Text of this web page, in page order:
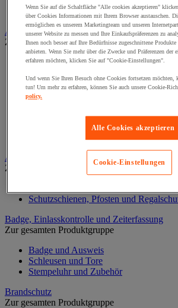
Videoüberwachung
Auffangwannen-, Behälter und Zubehör
Zur gesamten Produktgruppe
Abfüllständer für Fässer
Labortablett
Lager Container für Außenbereich
Lagerkabine für Gasflaschen
Mobile Auffangwannen
Sicherheitsboden
Aufprallschutz
Zur gesamten Produktgruppe
Schutzschienen, Pfosten und
Badge, Einlasskontrolle und Zeiterfassung
Zur gesamten Produktgruppe
Badge und Ausweis
Schleusen und Tore
Stempeluhr und Zubehör
Brandschutz
Zur gesamten Produktgruppe
Wenn Sie auf die Schaltfläche "Alle cookies akzeptieren"
über Cookies Informationen mit Ihrem Browser austauschen.
ermöglichen es unserem Marketingteam und unseren
unserer Website zu messen und Ihre Einkaufspräferenzen zu
Ihnen noch besser auf Ihre Bedürfnisse zugeschnittene Produkte
anbieten. Wenn Sie mehr über die Zwecke und Präferenzen der
erfahren möchten, klicken Sie auf "Cookie-Einstellungen".
Und wenn Sie Ihren Besuch ohne Cookies fortsetzen möchten,
tun! Um mehr zu erfahren, können Sie auch unsere Cookie-
policy.
Alle Cookies akzeptieren
Cookie-Einstellungen